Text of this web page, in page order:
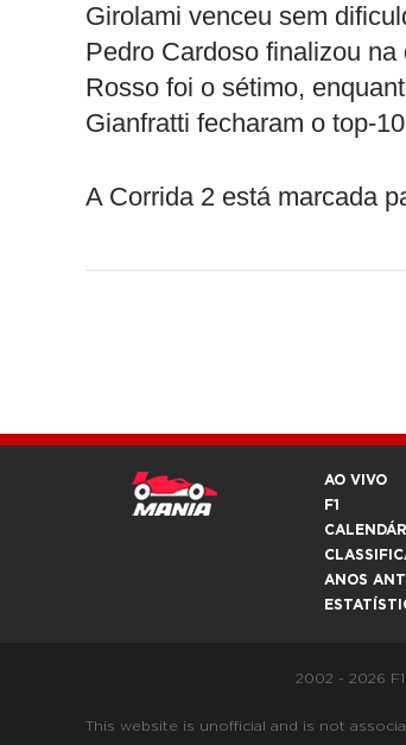
Girolami venceu sem
Pedro Cardoso finalizou
Rosso foi o sétimo,
Gianfratti fecharam o top-10
A Corrida 2 está marcada
AO VIVO
F1
ANOS
2002 - 2026
This website is unofficial and is not